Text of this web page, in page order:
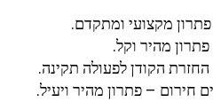
פתרון מקצועי ומתקדם.
מהיר וקל.
החזרת הקודן לפעולה תקינה.
חירום – פתרון מהיר ויעיל.